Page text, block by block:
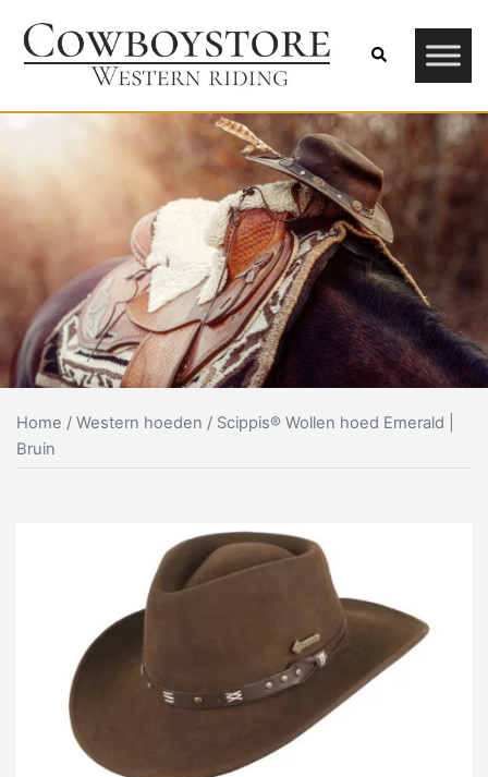
content
Search
Home / Western hoeden / Scippis® Wollen hoed Emerald |
Bruin